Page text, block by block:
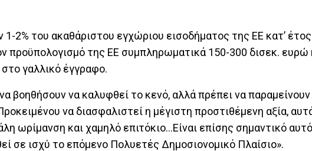
1-2% του ακαθάριστου εγχώριου εισοδήματος της ΕΕ κατ’
προϋπολογισμό της ΕΕ συμπληρωματικά 150-300 δισεκ. ευρώ
γαλλικό έγγραφο.
βοηθήσουν να καλυφθεί το κενό, αλλά πρέπει να παραμείνουν
να διασφαλιστεί η μέγιστη προστιθέμενη αξία,
ωρίμανση και χαμηλό επιτόκιο…Είναι επίσης σημαντικό
σε ισχύ το επόμενο Πολυετές Δημοσιονομικό Πλαίσιο».